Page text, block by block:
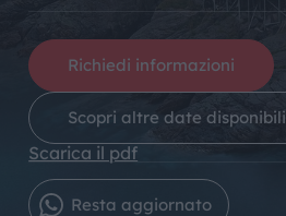
Richiedi informazioni
Scopri altre date disponibili
Scarica il pdf
Resta aggiornato